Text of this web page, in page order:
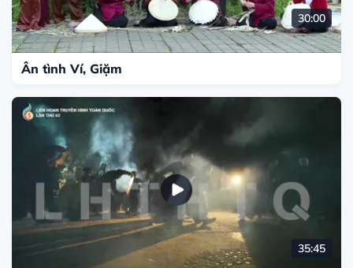
Ân tình Ví, Giặm
30:00
35:45